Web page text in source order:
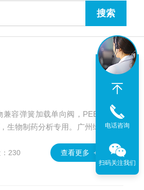
容弹簧加载单向阀，PEEK /
生物制药分析专用。广州绿百
230 查看更多 +
电话咨询
扫码关注我们